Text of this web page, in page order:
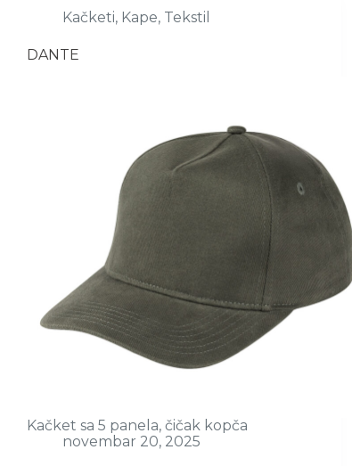
Kačketi, Kape, Tekstil
DANTE
Kačket sa 5 panela, čičak kopča
novembar 20, 2025